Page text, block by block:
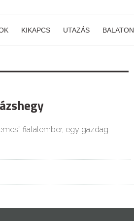
KIKAPCS UTAZÁS BALATON
fiatalember, egy gazdag